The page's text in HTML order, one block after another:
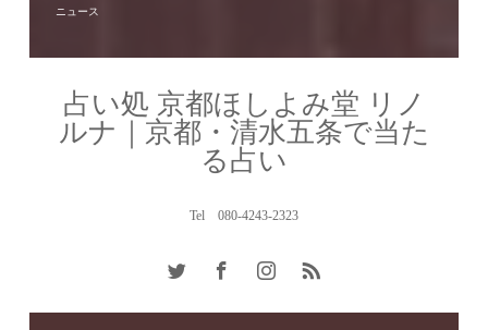
ニュース
占い処 京都ほしよみ堂 リノ
ルナ｜京都・清水五条で当た
る占い
Tel 080-4243-2323